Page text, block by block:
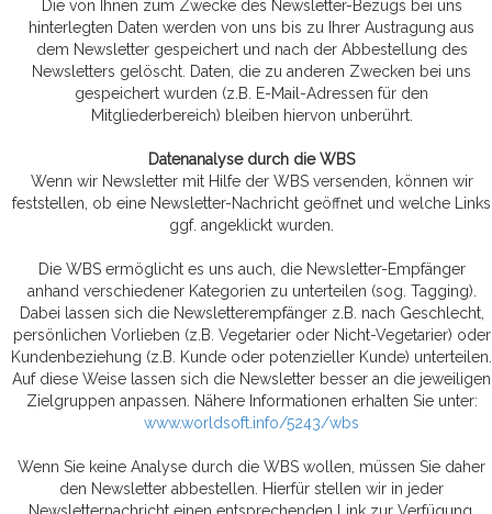
Die von Ihnen zum Zwecke des Newsletter-Bezugs bei uns
hinterlegten Daten werden von uns bis zu Ihrer Austragung aus
dem Newsletter gespeichert und nach der Abbestellung des
Newsletters gelöscht. Daten, die zu anderen Zwecken bei uns
gespeichert wurden (z.B. E-Mail-Adressen für den
Mitgliederbereich) bleiben hiervon unberührt.
Datenanalyse durch die WBS
Wenn wir Newsletter mit Hilfe der WBS versenden, können wir
feststellen, ob eine Newsletter-Nachricht geöffnet und welche Links
ggf. angeklickt wurden.
Die WBS ermöglicht es uns auch, die Newsletter-Empfänger
anhand verschiedener Kategorien zu unterteilen (sog. Tagging).
Dabei lassen sich die Newsletterempfänger z.B. nach Geschlecht,
persönlichen Vorlieben (z.B. Vegetarier oder Nicht-Vegetarier) oder
Kundenbeziehung (z.B. Kunde oder potenzieller Kunde) unterteilen.
Auf diese Weise lassen sich die Newsletter besser an die jeweiligen
Zielgruppen anpassen. Nähere Informationen erhalten Sie unter:
www.worldsoft.info/5243/wbs
Wenn Sie keine Analyse durch die WBS wollen, müssen Sie daher
den Newsletter abbestellen. Hierfür stellen wir in jeder